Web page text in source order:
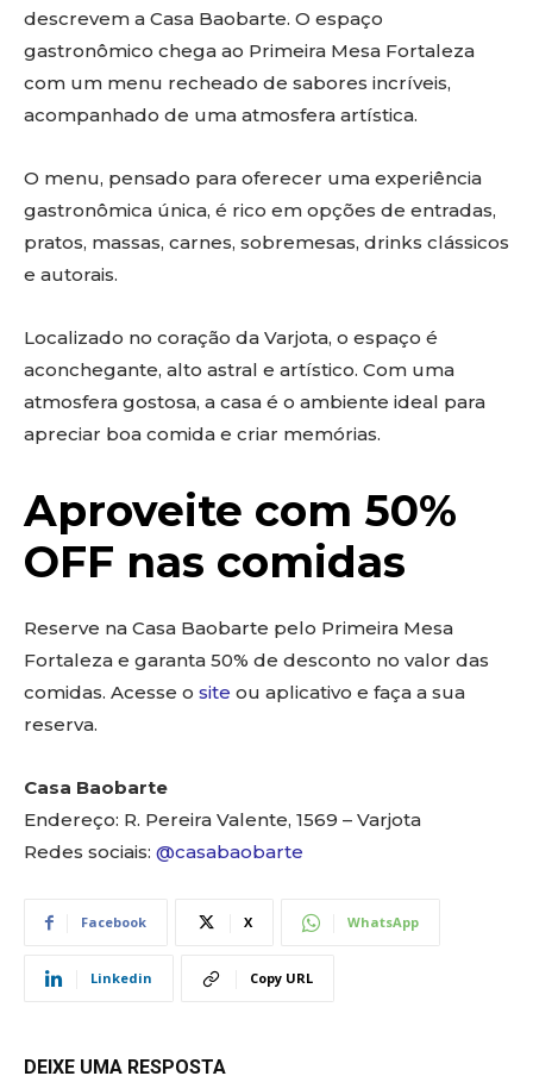
descrevem a Casa Baobarte. O espaço
gastronômico chega ao Primeira Mesa Fortaleza
com um menu recheado de sabores incríveis,
acompanhado de uma atmosfera artística.
O menu, pensado para oferecer uma experiência
gastronômica única, é rico em opções de entradas,
pratos, massas, carnes, sobremesas, drinks clássicos
e autorais.
Localizado no coração da Varjota, o espaço é
aconchegante, alto astral e artístico. Com uma
atmosfera gostosa, a casa é o ambiente ideal para
apreciar boa comida e criar memórias.
Aproveite com 50%
OFF nas comidas
Reserve na Casa Baobarte pelo Primeira Mesa
Fortaleza e garanta 50% de desconto no valor das
comidas. Acesse o site ou aplicativo e faça a sua
reserva.
Casa Baobarte
Endereço: R. Pereira Valente, 1569 – Varjota
Redes sociais: @casabaobarte
Facebook X WhatsApp
Linkedin Copy URL
DEIXE UMA RESPOSTA